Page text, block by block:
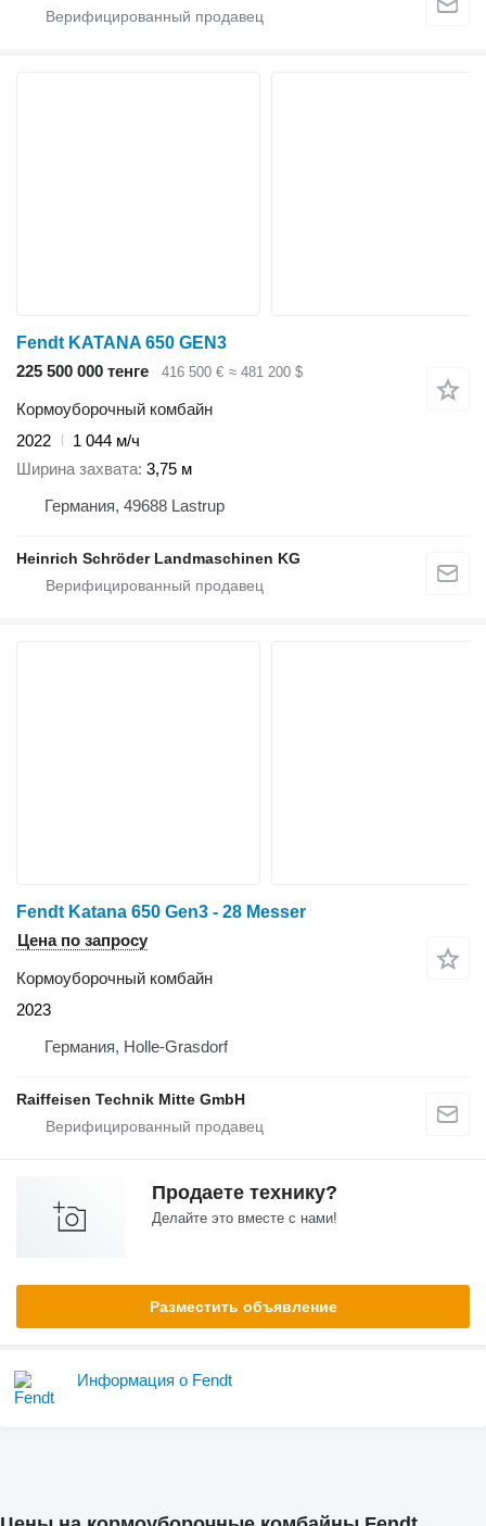
Fendt KATANA 650 GEN3
225 500 000 тенге
416 500 € ≈ 481 200 $
Кормоуборочный комбайн
2022
1 044 м/ч
Ширина захвата 3,75 м
Германия, 49688 Lastrup
Heinrich Schröder Landmaschinen KG
Fendt Katana 650 Gen3 - 28 Messer
Цена по запросу
Кормоуборочный комбайн
2023
Германия, Holle-Grasdorf
Raiffeisen Technik Mitte GmbH
Продаете технику?
Делайте это вместе с нами!
Разместить объявление
Информация о Fendt